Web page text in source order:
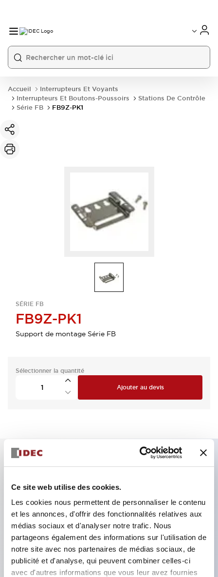
Ce site web utilise des cookies.
Les cookies nous permettent de personnaliser le contenu
et les annonces, d'offrir des fonctionnalités relatives aux
médias sociaux et d'analyser notre trafic. Nous
partageons également des informations sur l'utilisation de
notre site avec nos partenaires de médias sociaux, de
publicité et d'analyse, qui peuvent combiner celles-ci
avec d'autres informations que vous leur avez fournies
Accueil
Interrupteurs Et Voyants
Interrupteurs Et Boutons-Poussoirs
Stations De Contrôle
Série FB
FB9Z-PK1
SÉRIE FB
FB9Z-PK1
Support de montage Série FB
Sélectionner la quantité
Ajouter au devis
Le type avec trous permet l'installation d'une unité
de contrôle Ø22
Nous proposons également un type sans trous,
avec la possibilité de personnaliser la taille et la
disposition des trous
Le type sans trous peut être utilisé comme boîte